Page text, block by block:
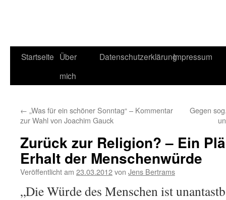
Startseite Über
mich
DatenschutzerklärungImpressum
← „Was für ein schöner Sonntag“ – Kommentar
zur Wahl von Joachim Gauck
Gegen
Zurück zur Religion? – Ein
Erhalt der Menschenwürde
Veröffentlicht am 23.03.2012von Jens Bertrams
„Die Würde des Menschen ist